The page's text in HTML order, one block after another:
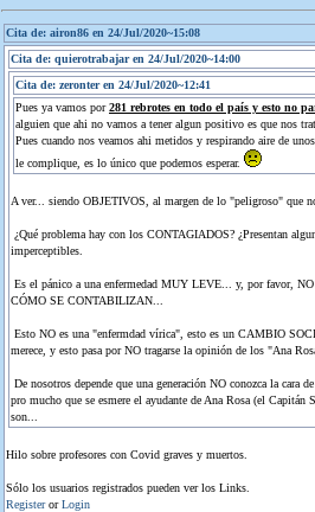
Cita de: airon86 en 24/Jul/2020~15:08
Cita de: quierotrabajar en 24/Jul/2020~14:00
Cita de: zeronter en 24/Jul/2020~12:41
Pues ya vamos por281 rebrotes en todo el país y esto no
alguien que ahi no vamos a tener algun positivo es que nos
Pues cuando nos veamos ahi metidos y respirando aire de
le complique, es lo único que podemos esperar.
A ver... siendo OBJETIVOS, al margen de lo "peligroso" que
¿Qué problema hay con los CONTAGIADOS? ¿Presentan
imperceptibles.
Es el pánico a una enfermedad MUY LEVE... y, por favor,
CÓMO SE CONTABILIZAN...
Esto NO es una "enfermdad vírica", esto es un CAMBIO
merece, y esto pasa por NO tragarse la opinión de los "Ana
De nosotros depende que una generación NO conozca la
pro mucho que se esmere el ayudante de Ana Rosa (el
son...
Hilo sobre profesores con Covid graves y muertos.
Sólo los usuarios registrados pueden ver los Links.
RegisterorLogin